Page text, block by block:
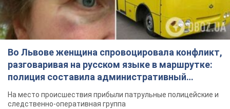
Во Львове женщина спровоцировала конфликт,
разговаривая на русском языке в маршрутке:
полиция составила административный
протокол. Видео
На место происшествия прибыли патрульные полицейские и
следственно-оперативная группа